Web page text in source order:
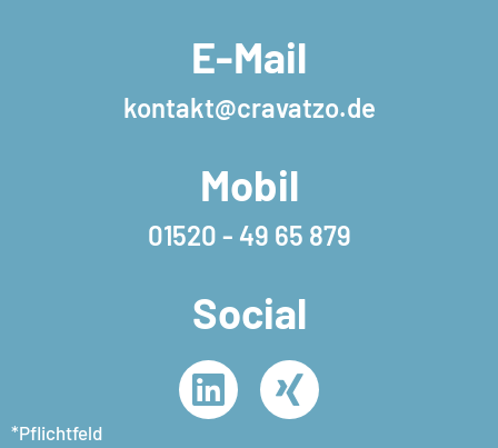
E-Mail
kontakt@cravatzo.de
Mobil
01520 - 49 65 879
Social
*Pflichtfeld